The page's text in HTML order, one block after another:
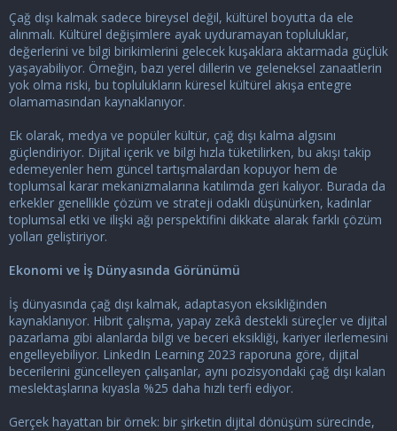
Çağ dışı kalmak sadece bireysel değil, kültürel boyutta da ele
alınmalı. Kültürel değişimlere ayak uyduramayan topluluklar,
değerlerini ve bilgi birikimlerini gelecek kuşaklara aktarmada güçlük
yaşayabiliyor. Örneğin, bazı yerel dillerin ve geleneksel zanaatlerin
yok olma riski, bu toplulukların küresel kültürel akışa entegre
olamamasından kaynaklanıyor.
Ek olarak, medya ve popüler kültür, çağ dışı kalma algısını
güçlendiriyor. Dijital içerik ve bilgi hızla tüketilirken, bu akışı takip
edemeyenler hem güncel tartışmalardan kopuyor hem de
toplumsal karar mekanizmalarına katılımda geri kalıyor. Burada da
erkekler genellikle çözüm ve strateji odaklı düşünürken, kadınlar
toplumsal etki ve ilişki ağı perspektifini dikkate alarak farklı çözüm
yolları geliştiriyor.
Ekonomi ve İş Dünyasında Görünümü
İş dünyasında çağ dışı kalmak, adaptasyon eksikliğinden
kaynaklanıyor. Hibrit çalışma, yapay zekâ destekli süreçler ve dijital
pazarlama gibi alanlarda bilgi ve beceri eksikliği, kariyer ilerlemesini
engelleyebiliyor. LinkedIn Learning 2023 raporuna göre, dijital
becerilerini güncelleyen çalışanlar, aynı pozisyondaki çağ dışı kalan
meslektaşlarına kıyasla %25 daha hızlı terfi ediyor.
Gerçek hayattan bir örnek: bir şirketin dijital dönüşüm sürecinde,